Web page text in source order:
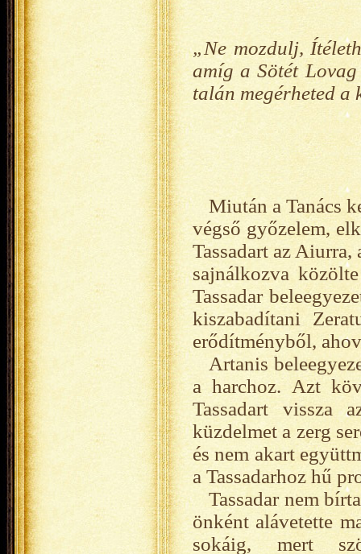
„Ne mozdulj,
amíg a Sötét
talán megérheted a
Miután a Tanács
végső győzelem,
Tassadart az
sajnálkozva
Tassadar
kiszabadítani
erődítményből,
Artanis
a harchoz. Azt
Tassadart
küzdelmet a zerg
és nem akart
a Tassadarhoz hű
Tassadar nem
önként alávetette
sokáig, mert